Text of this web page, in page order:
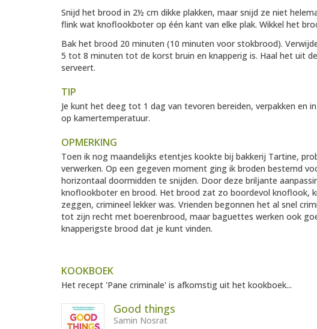
Snijd het brood in 2½ cm dikke plakken, maar snijd ze niet
flink wat knoflookboter op één kant van elke plak. Wikkel het
Bak het brood 20 minuten (10 minuten voor stokbrood).
5 tot 8 minuten tot de korst bruin en knapperig is. Haal het uit
serveert.
TIP
Je kunt het deeg tot 1 dag van tevoren bereiden, verpakken en
op kamertemperatuur.
OPMERKING
Toen ik nog maandelijks etentjes kookte bij bakkerij Tartine,
verwerken. Op een gegeven moment ging ik broden bestemd
horizontaal doormidden te snijden. Door deze briljante
knoflookboter en brood. Het brood zat zo boordevol knoflook,
zeggen, crimineel lekker was. Vrienden begonnen het al snel
tot zijn recht met boerenbrood, maar baguettes werken ook
knapperigste brood dat je kunt vinden.
KOOKBOEK
Het recept 'Pane criminale' is afkomstig uit het kookboek...
Good things
Samin Nosrat